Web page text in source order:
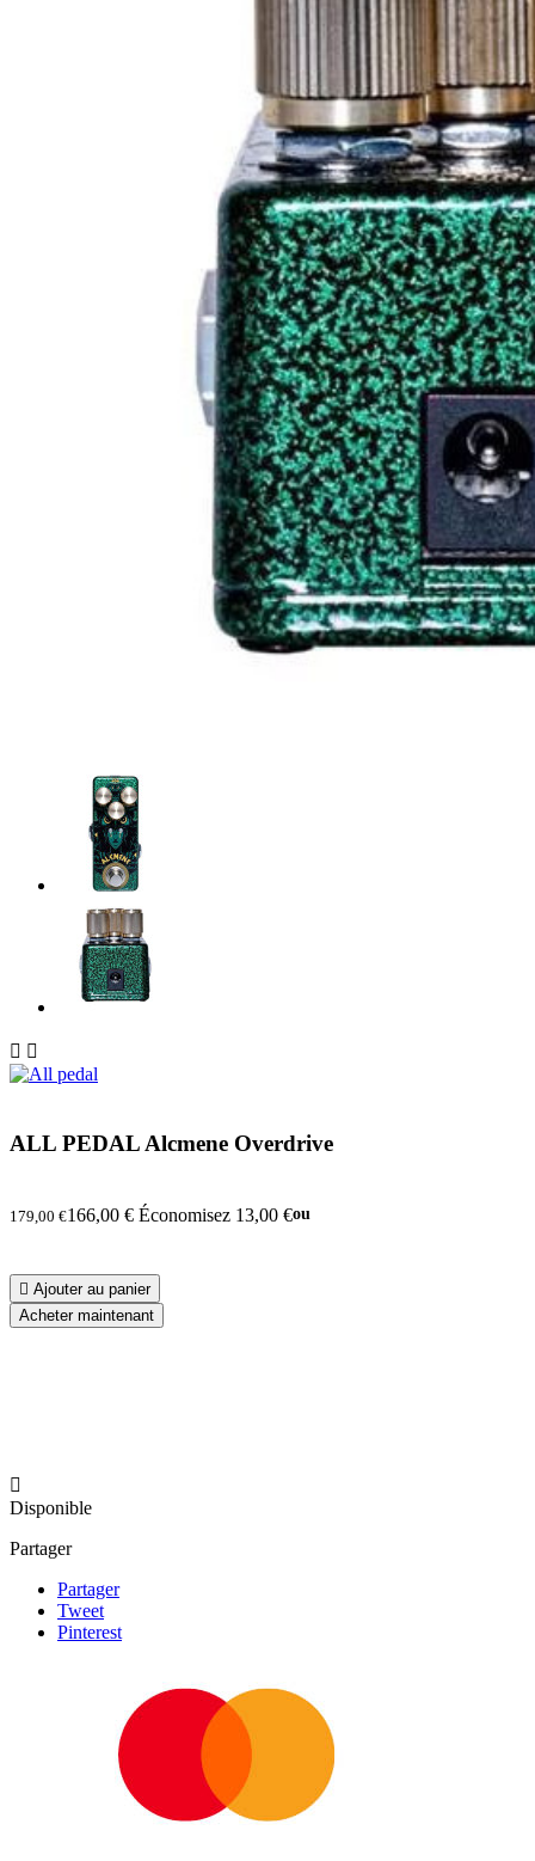
 
ALL PEDAL Alcmene Overdrive
179,00 €166,00 € Économisez 13,00 €ou
 Ajouter au panier
Acheter maintenant

Disponible
Partager
Partager
Tweet
Pinterest